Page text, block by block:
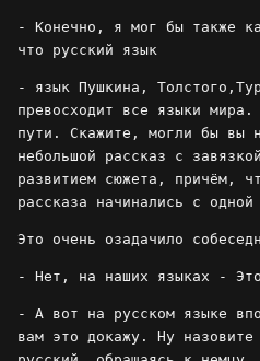
- Конечно, я мог бы также
что русский язык
- язык Пушкина,
превосходит все языки
пути. Скажите, могли бы вы
небольшой рассказ с
развитием сюжета, причём,
рассказа начинались с
Это очень озадачило
- Нет, на наших языках - Это
- А вот на русском языке
вам это докажу. Ну